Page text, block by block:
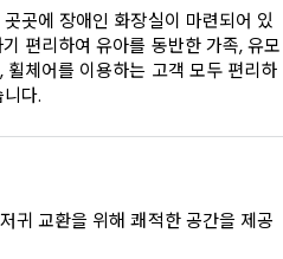
곳에 장애인 화장실이 마련되어 있
편리하여 유아를 동반한 가족, 유모
휠체어를 이용하는 고객 모두 편리하
다.
귀 교환을 위해 쾌적한 공간을 제공